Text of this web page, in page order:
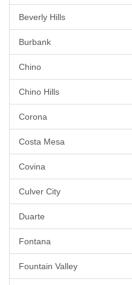
Beverly Hills
Burbank
Chino
Chino Hills
Corona
Costa Mesa
Covina
Culver City
Duarte
Fontana
Fountain Valley